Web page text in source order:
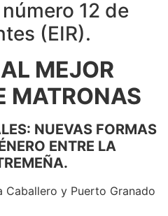
12 de
(EIR).
MEJOR
MATRONAS
NUEVAS FORMAS
ENTRE LA
Caballero y Puerto Granado